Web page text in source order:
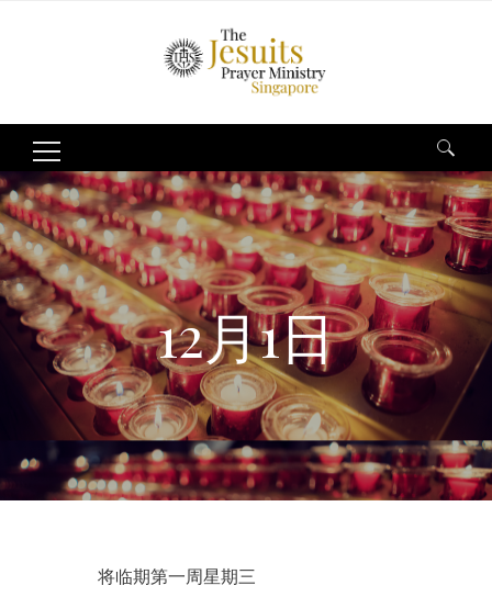
Search
for:
12月1日
将临期第一周星期三